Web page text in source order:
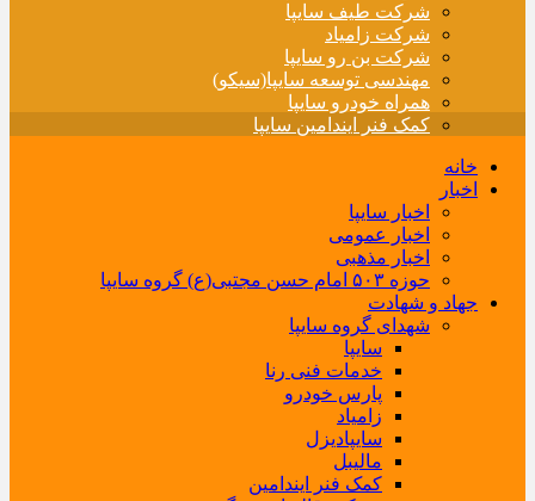
شرکت طیف سایپا
شرکت زامیاد
شرکت بن رو سایپا
مهندسی توسعه سایپا(سیکو)
همراه خودرو سایپا
کمک فنر ایندامین سایپا
خانه
اخبار
اخبار سایپا
اخبار عمومی
اخبار مذهبی
حوزه ۵۰۳ امام حسن مجتبی(ع) گروه سایپا
جهاد و شهادت
شهدای گروه سایپا
سایپا
خدمات فنی رنا
پارس خودرو
زامیاد
سایپادیزل
مالیبل
کمک فنر ایندامین